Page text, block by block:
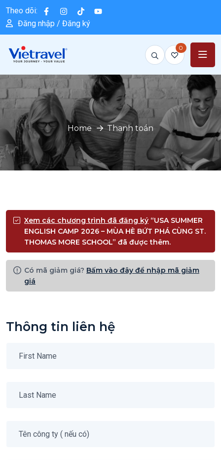
Theo dõi:
Đăng nhập / Đăng ký
0
Home Thanh toán
Xem các chương trình đã đăng ký “USA SUMMER
ENGLISH CAMP 2026 – MÙA HÈ BỨT PHÁ CÙNG ST.
THOMAS MORE SCHOOL” đã được thêm.
Có mã giảm giá? Bấm vào đây để nhập mã giảm
giá
Thông tin liên hệ